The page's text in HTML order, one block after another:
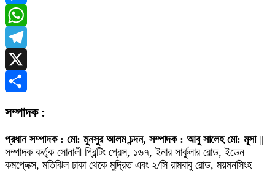
Messenger
WhatsApp
Telegram
X
সম্পাদক :
প্রধান সম্পাদক : মো: মুনসুর আলম চন্দন, সম্পাদক : আবু সালেহ মো: মূসা||
সম্পাদক কর্তৃক সোনালী প্রিন্টিং প্রেস, ১৬৭, ইনার সার্কুলার রোড, ইডেন
কমপ্লেক্স, মতিঝিল ঢাকা থেকে মুদ্রিত এবং ২/সি রামবাবু রোড, ময়মনসিংহ